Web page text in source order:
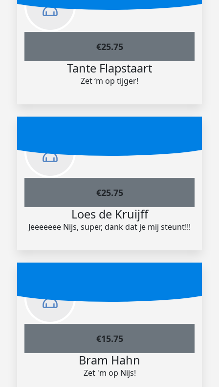
€25.75
Tante Flapstaart
Zet ‘m op tijger!
€25.75
Loes de Kruijff
Jeeeeeee Nijs, super, dank dat je mij steunt!!!
€15.75
Bram Hahn
Zet 'm op Nijs!